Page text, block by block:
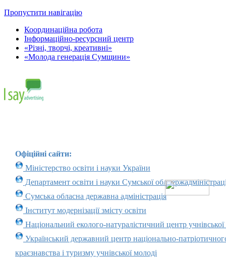
Пропустити навігацію
Координаційна робота
Інформаційно-ресурсний центр
«Різні, творчі, креативні»
«Молода генерація Сумщини»
Офіційні сайти:
Міністерство освіти і науки України
Департамент освіти і науки Сумської
Сумська обласна державна адміністрація
Інститут модернізації змісту освіти
Національний еколого-натуралістичний центр учнівської
Український державний центр національно-
краєзнавства і туризму учнівської молоді